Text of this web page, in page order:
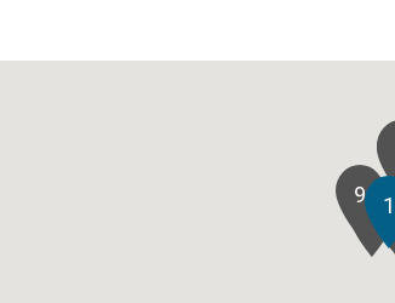
12
3
9